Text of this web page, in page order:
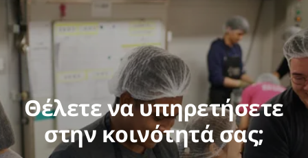
Θέλετε να υπηρετήσετε
στην κοινότητά σας;